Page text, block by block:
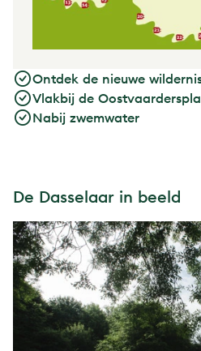
Ontdek de nieuwe
Vlakbij de
Nabij zwemwater
De Dasselaar in beeld